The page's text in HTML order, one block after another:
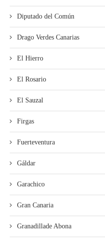
Diputado del Común
Drago Verdes Canarias
El Hierro
El Rosario
El Sauzal
Firgas
Fuerteventura
Gáldar
Garachico
Gran Canaria
Granadillade Abona